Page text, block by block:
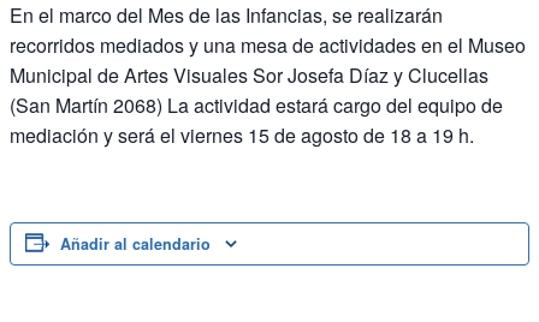
En el marco del Mes de las Infancias, se realizarán
recorridos mediados y una mesa de actividades en el Museo
Municipal de Artes Visuales Sor Josefa Díaz y Clucellas
(San Martín 2068) La actividad estará cargo del equipo de
mediación y será el viernes 15 de agosto de 18 a 19 h.
Añadir al calendario